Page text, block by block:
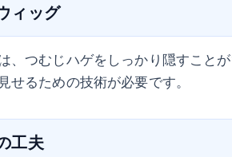
ィッグ
、つむじハゲをしっかり隠すこと
せるための技術が必要です。
工夫